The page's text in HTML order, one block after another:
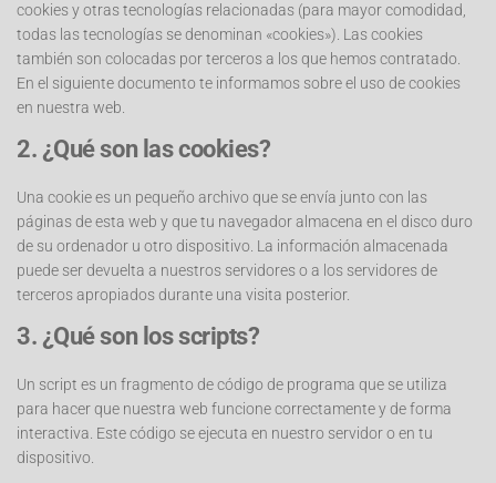
cookies y otras tecnologías relacionadas (para mayor comodidad,
todas las tecnologías se denominan «cookies»). Las cookies
también son colocadas por terceros a los que hemos contratado.
En el siguiente documento te informamos sobre el uso de cookies
en nuestra web.
2. ¿Qué son las cookies?
Una cookie es un pequeño archivo que se envía junto con las
páginas de esta web y que tu navegador almacena en el disco duro
de su ordenador u otro dispositivo. La información almacenada
puede ser devuelta a nuestros servidores o a los servidores de
terceros apropiados durante una visita posterior.
3. ¿Qué son los scripts?
Un script es un fragmento de código de programa que se utiliza
para hacer que nuestra web funcione correctamente y de forma
interactiva. Este código se ejecuta en nuestro servidor o en tu
dispositivo.